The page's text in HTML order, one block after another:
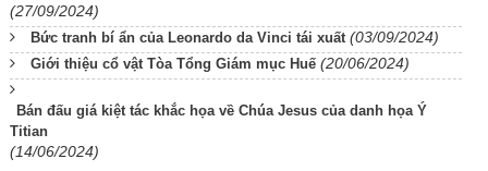
(27/09/2024)
Bức tranh bí ẩn của Leonardo da Vinci tái xuất (03/09/2024)
Giới thiệu cổ vật Tòa Tổng Giám mục Huế (20/06/2024)
Bán đấu giá kiệt tác khắc họa về Chúa Jesus của danh họa Ý
Titian
(14/06/2024)